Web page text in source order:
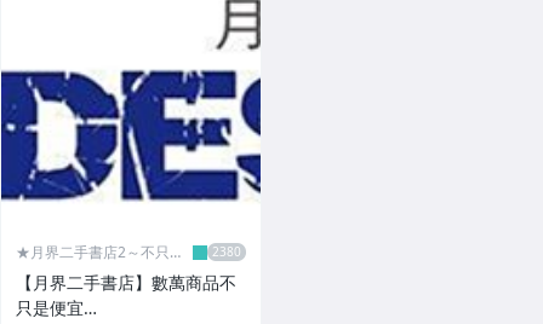
★月界二手書店2～不只是
【月界二手書店】數萬商品不
只是便宜…